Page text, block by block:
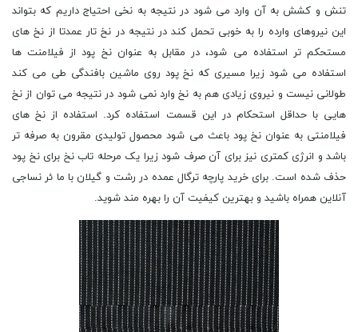
تنش و کشش به آن وارد می شود در نتیجه به نخی احتیاج داریم که بتواند
این نیروهای وارده را به خوبی تحمل کند در نتیجه در نخ تار عمدتا از نخ های
مستحکم تر استفاده می شود، در مقابل به عنوان نخ پود از فیلامنت ها
استفاده می شود زیرا مسیری که نخ پود روی ماشین بافندگی طی می کند
طولانی نیست و نیروی زیادی هم به نخ وارد نمی شود در نتیجه می توان از نخ
هایی با حداقل استحکام در این قسمت استفاده کرد. استفاده از نخ های
فیلامنتی به عنوان نخ پود باعث می شود محصول تولیدی مقرون به صرفه تر
باشد و انرژی کمتری نیز برای آن صرف شود زیرا یک مرحله تاب نخ برای نخ پود
حذف شده است. برای خرید پارچه ترگال عمده در رشت و گیلان با ما ئر نساجی
آنلاین همراه باشید و بهترین کیفیت آن را بهره مند شوید.